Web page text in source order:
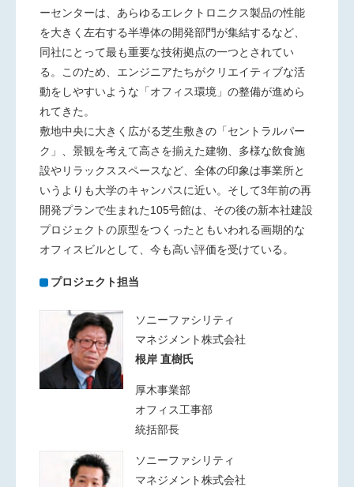
ーセンターは、あらゆるエレクトロニクス製品の性能
を大きく左右する半導体の開発部門が集結するなど、
同社にとって最も重要な技術拠点の一つとされてい
る。このため、エンジニアたちがクリエイティブな活
動をしやすいような「オフィス環境」の整備が進めら
れてきた。
敷地中央に大きく広がる芝生敷きの「セントラルパー
ク」、景観を考えて高さを揃えた建物、多様な飲食施
設やリラックススペースなど、全体の印象は事業所と
いうよりも大学のキャンパスに近い。そして3年前の再
開発プランで生まれた105号館は、その後の新本社建設
プロジェクトの原型をつくったともいわれる画期的な
オフィスビルとして、今も高い評価を受けている。
プロジェクト担当
ソニーファシリティ
マネジメント株式会社
根岸 直樹氏
厚木事業部
オフィス工事部
統括部長
ソニーファシリティ
マネジメント株式会社